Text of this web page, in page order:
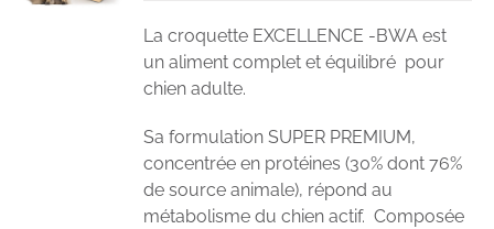
La croquette EXCELLENCE -BWA est
un aliment complet et équilibré pour
chien adulte.
Sa formulation SUPER PREMIUM,
concentrée en protéines (30% dont 76%
de source animale), répond au
métabolisme du chien actif. Composée